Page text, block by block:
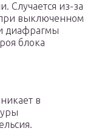
Случается из-за
выключенном
диафрагмы
блока
в